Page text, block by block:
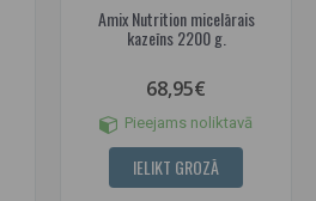
Amix Nutrition micelārais
kazeīns 2200 g.
68,95€
Pieejams noliktavā
IELIKT GROZĀ